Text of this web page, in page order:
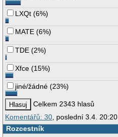
LXQt (6%)
MATE (6%)
TDE (2%)
Xfce (15%)
jiné/žádné (23%)
Celkem 2343 hlasů
Komentářů: 30 , poslední 3.4. 20:20
Rozcestník